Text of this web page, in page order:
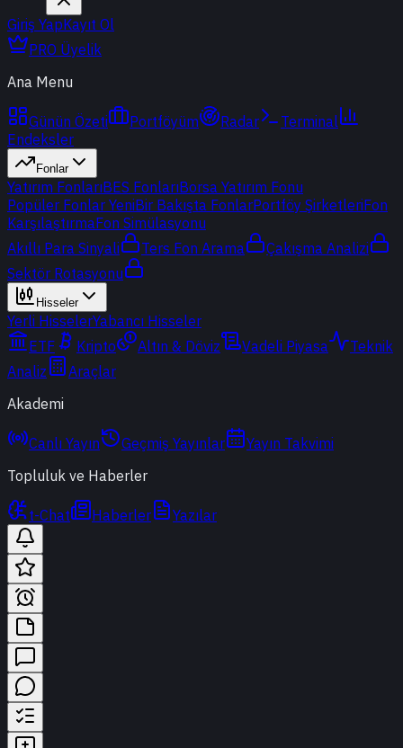
Giriş YapKayıt Ol
PRO Üyelik
Ana Menu
Günün Özeti Portföyüm Radar
Terminal
Endeksler
Fonlar
Yatırım FonlarıBES FonlarıBorsa Yatırım Fonu
Popüler Fonlar YeniBir Bakışta FonlarPortföy ŞirketleriFon
KarşılaştırmaFon Simülasyonu
Akıllı Para Sinyali
Ters Fon Arama
Çakışma Analizi
Sektör Rotasyonu
Hisseler
Yerli HisselerYabancı Hisseler
ETF
Kripto Altın & Döviz Vadeli Piyasa
Teknik
Analiz
Araçlar
Akademi
Canlı Yayın Geçmiş Yayınlar
Yayın Takvimi
Topluluk ve Haberler
t-Chat Haberler Yazılar